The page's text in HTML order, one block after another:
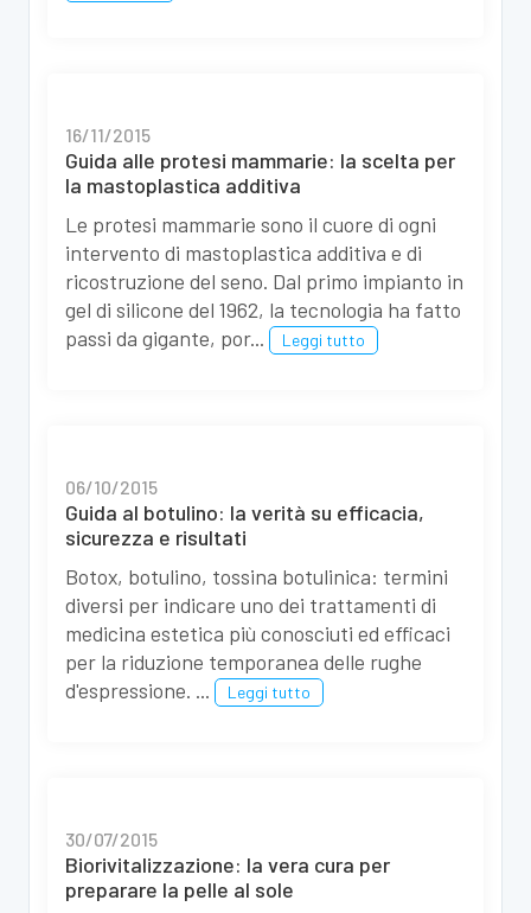
16/11/2015
Guida alle protesi mammarie: la scelta per
la mastoplastica additiva
Le protesi mammarie sono il cuore di ogni
intervento di mastoplastica additiva e di
ricostruzione del seno. Dal primo impianto in
gel di silicone del 1962, la tecnologia ha fatto
passi da gigante, por...
Leggi tutto
06/10/2015
Guida al botulino: la verità su efficacia,
sicurezza e risultati
Botox, botulino, tossina botulinica: termini
diversi per indicare uno dei trattamenti di
medicina estetica più conosciuti ed efficaci
per la riduzione temporanea delle rughe
d'espressione. ...
Leggi tutto
30/07/2015
Biorivitalizzazione: la vera cura per
preparare la pelle al sole